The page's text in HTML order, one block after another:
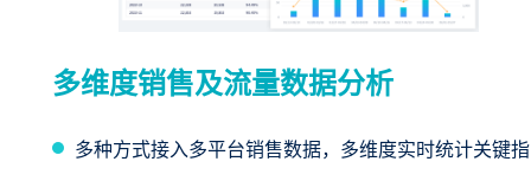
多维度销售及流量数据分析
多种方式接入多平台销售数据，多维度实时统计关键指